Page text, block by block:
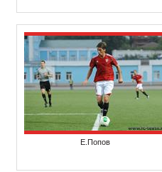
Е.Попов